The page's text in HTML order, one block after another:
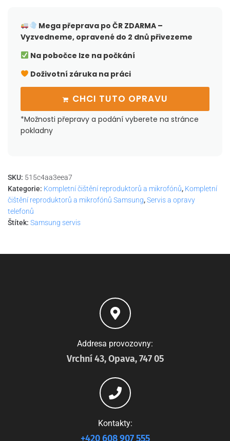
Mega přeprava po ČRZDARMA –
Vyzvedneme, opravené do 2 dnů přivezeme
Na pobočce lze na počkání
Doživotní záruka na práci
CHCI TUTO OPRAVU
*Možnosti přepravy a podání vyberete na stránce
pokladny
SKU: 515c4aa3eea7
Kategorie: Kompletní čištění reproduktorů a mikrofónů, Kompletní
čištění reproduktorů a mikrofónů Samsung,Servis a opravy
telefonů
Štítek: Samsung servis
Addresa provozovny:
Vrchní 43, Opava, 747 05
Kontakty:
+420 608 907 555